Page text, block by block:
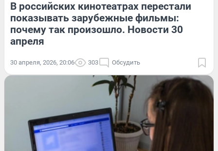
В российских кинотеатрах перестали
показывать зарубежные фильмы:
почему так произошло. Новости 30
апреля
30 апреля, 2026, 20:06 303 Обсудить